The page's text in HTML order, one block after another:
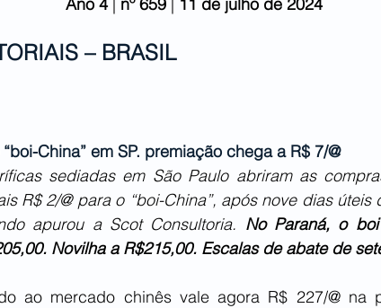
– BRASIL
China” em SP. premiação chega a R$ 7/@
sediadas em São Paulo abriram as
R$ 2/@ para o “boi-China”, após nove dias
apurou a Scot Consultoria. No Paraná, o
Novilha a R$215,00. Escalas de abate de
ao mercado chinês vale agora R$ 227/@ na